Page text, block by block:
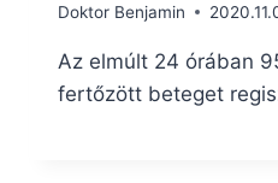
Doktor Benjamin
Az elmúlt 24 órában
fertőzött beteget